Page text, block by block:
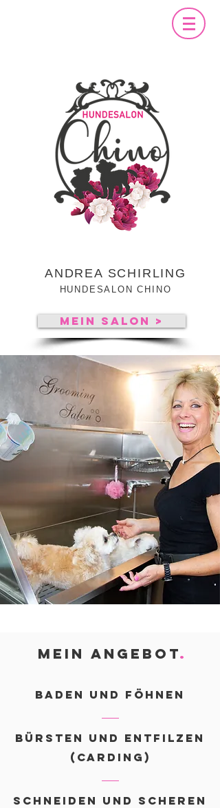
ANDREA SCHIRLING
HUNDESALON CHINO
MEIN SALON >
MEIN ANGEBOT.
BADEN UND FÖHNEN
BÜRSTEN UND ENTFILZEN
(CARDING)
SCHNEIDEN UND SCHEREN